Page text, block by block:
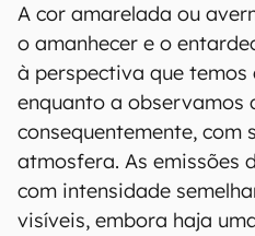
A cor amarelada ou
o amanhecer e o
à perspectiva que temos
enquanto a observamos
consequentemente, com
atmosfera. As emissões
com intensidade
visíveis, embora haja